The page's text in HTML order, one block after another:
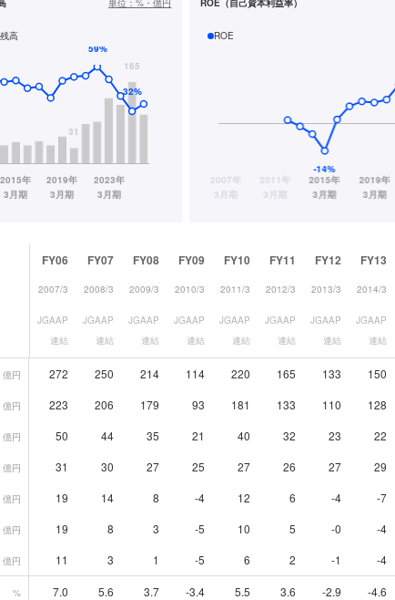
単位：%・億円
高
ROE（自己資本利益率）
ROE
FY06 FY07 FY08 FY09 FY10 FY11 FY12 FY13
2007/3 2008/3 2009/3 2010/3 2011/3 2012/3 2013/3 2014/3
JGAAP
連結
JGAAP
連結
JGAAP
連結
JGAAP
連結
JGAAP
連結
JGAAP
連結
JGAAP
連結
JGAAP
連結
億円 272 250 214 114 220 165 133 150
億円 223 206 179 93 181 133 110 128
億円 50 44 35 21 40 32 23 22
億円 31 30 27 25 27 26 27 29
億円 19 14 8 -4 12 6 -4 -7
億円 19 8 3 -5 10 5 -0 -4
億円 11 3 1 -5 6 2 -1 -4
% 7.0 5.6 3.7 -3.4 5.5 3.6 -2.9 -4.6